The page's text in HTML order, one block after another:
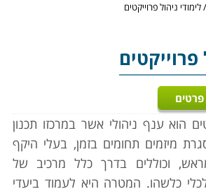
/לימודי ניהול פרוייקטים
פרוייקטים
פרטים
הוא ענף ניהולי אשר במרכזו תכנון
מיזמים תחומים בזמן, בעלי היקף
וכוללים בדרך כלל מרכיב של
כלשהו. המטרה היא לעמוד ביעדי